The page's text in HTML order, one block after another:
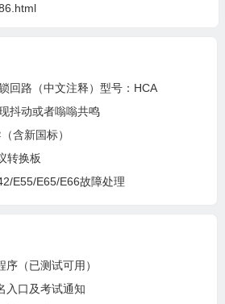
回路（中文注释）型号：HCA
抖动或者嗡嗡共鸣
含新国标）
转换板
E55/E65/E66故障处理
（已测试可用）
入口及考试通知